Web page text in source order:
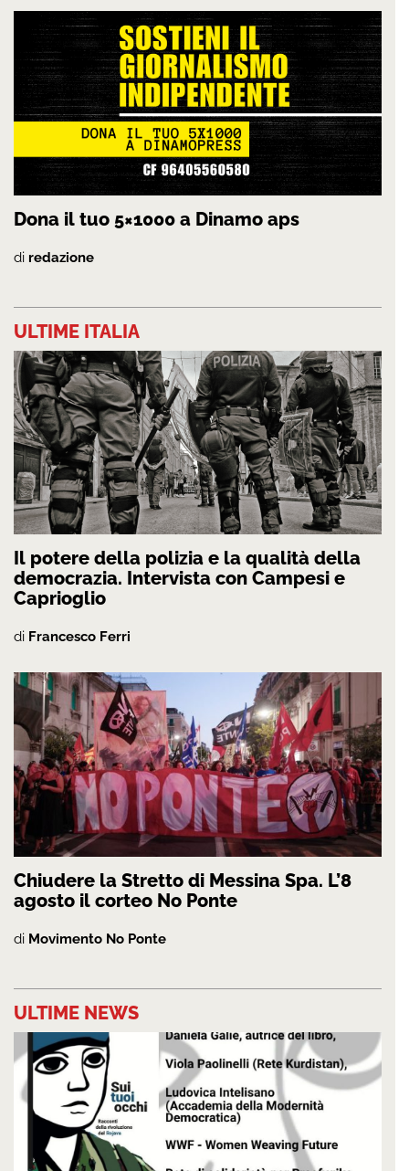
Dona il tuo 5×1000 a Dinamo aps
di redazione
ULTIME ITALIA
Il potere della polizia e la qualità della
democrazia. Intervista con Campesi e
Caprioglio
di Francesco Ferri
Chiudere la Stretto di Messina Spa. L’8
agosto il corteo No Ponte
di Movimento No Ponte
ULTIME NEWS